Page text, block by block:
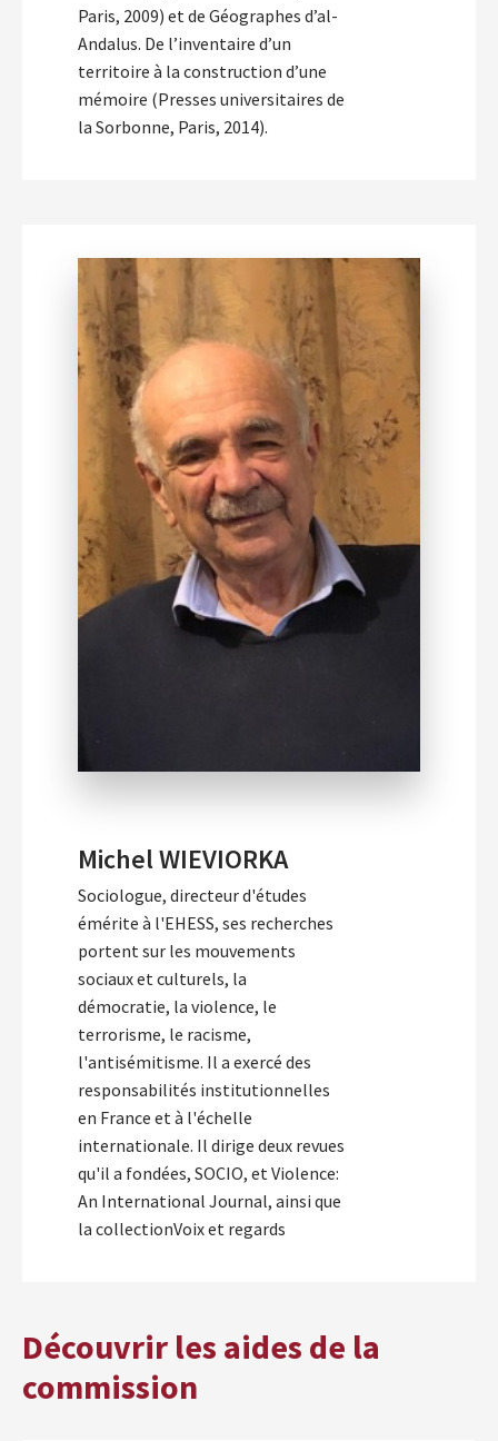
Paris, 2009) et de Géographes d’al-
Andalus. De l’inventaire d’un
territoire à la construction d’une
mémoire (Presses universitaires de
la Sorbonne, Paris, 2014).
Michel WIEVIORKA
Sociologue, directeur d'études
émérite à l'EHESS, ses recherches
portent sur les mouvements
sociaux et culturels, la
démocratie, la violence, le
terrorisme, le racisme,
l'antisémitisme. Il a exercé des
responsabilités institutionnelles
en France et à l'échelle
internationale. Il dirige deux revues
qu'il a fondées, SOCIO, et Violence:
An International Journal, ainsi que
la collectionVoix et regards
Découvrir les aides de la
commission